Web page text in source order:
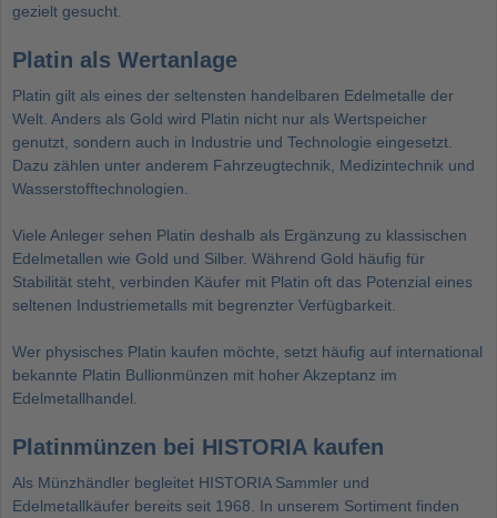
gezielt gesucht.
Platin als Wertanlage
Platin gilt als eines der seltensten handelbaren Edelmetalle der
Welt. Anders als Gold wird Platin nicht nur als Wertspeicher
genutzt, sondern auch in Industrie und Technologie eingesetzt.
Dazu zählen unter anderem Fahrzeugtechnik, Medizintechnik und
Wasserstofftechnologien.
Viele Anleger sehen Platin deshalb als Ergänzung zu klassischen
Edelmetallen wie Gold und Silber. Während Gold häufig für
Stabilität steht, verbinden Käufer mit Platin oft das Potenzial eines
seltenen Industriemetalls mit begrenzter Verfügbarkeit.
Wer physisches Platin kaufen möchte, setzt häufig auf international
bekannte Platin Bullionmünzen mit hoher Akzeptanz im
Edelmetallhandel.
Platinmünzen bei HISTORIA kaufen
Als Münzhändler begleitet HISTORIA Sammler und
Edelmetallkäufer bereits seit 1968. In unserem Sortiment finden